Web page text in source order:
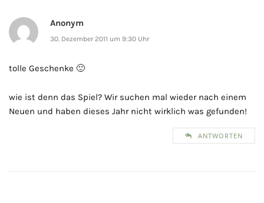
Anonym
30. Dezember 2011 um 9:30 Uhr
tolle Geschenke 🙂
wie ist denn das Spiel? Wir suchen mal wieder nach einem
Neuen und haben dieses Jahr nicht wirklich was gefunden!
ANTWORTEN